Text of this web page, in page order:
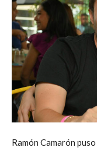
Ramón Camarón